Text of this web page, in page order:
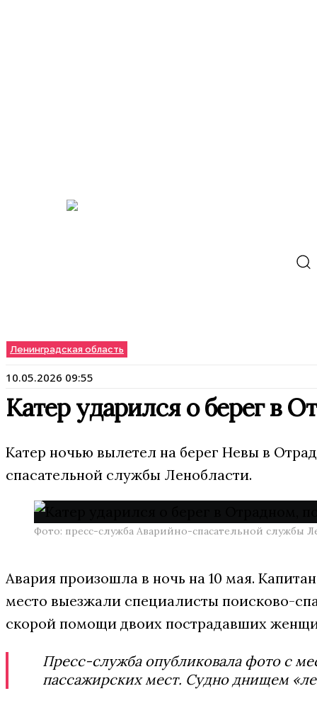
Ленинградская область
10.05.2026 09:55
Катер ударился о берег в
Катер ночью вылетел на берег Невы в
спасательной службы Ленобласти.
Фото: пресс-служба Аварийно-спасательной службы
Авария произошла в ночь на 10 мая.
место выезжали специалисты поисково-
скорой помощи двоих пострадавших
Пресс-служба опубликовала фото с
пассажирских мест. Судно днищем